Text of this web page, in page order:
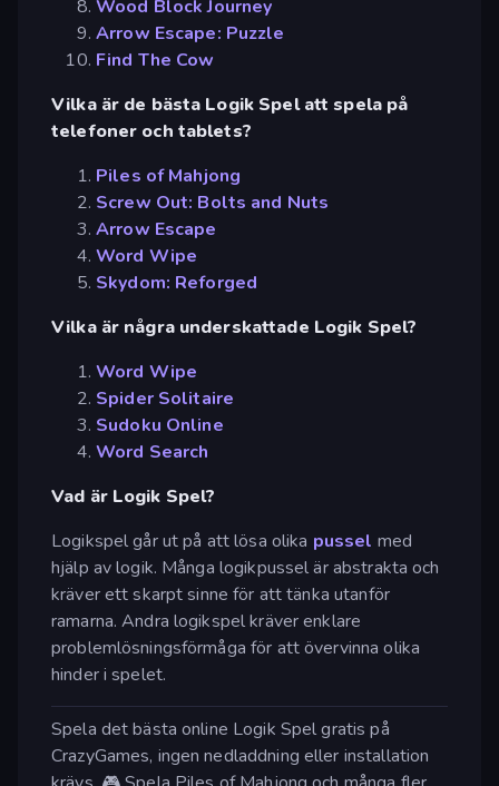
Wood Block Journey
Arrow Escape: Puzzle
Find The Cow
Vilka är de bästa Logik Spel att spela på
telefoner och tablets?
Piles of Mahjong
Screw Out: Bolts and Nuts
Arrow Escape
Word Wipe
Skydom: Reforged
Vilka är några underskattade Logik Spel?
Word Wipe
Spider Solitaire
Sudoku Online
Word Search
Vad är Logik Spel?
Logikspel går ut på att lösa olika pussel med
hjälp av logik. Många logikpussel är abstrakta och
kräver ett skarpt sinne för att tänka utanför
ramarna. Andra logikspel kräver enklare
problemlösningsförmåga för att övervinna olika
hinder i spelet.
Spela det bästa online Logik Spel gratis på
CrazyGames, ingen nedladdning eller installation